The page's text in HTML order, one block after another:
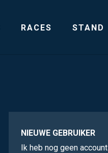
RACES STAND
NIEUWE GEBRUIKER
Ik heb nog geen account